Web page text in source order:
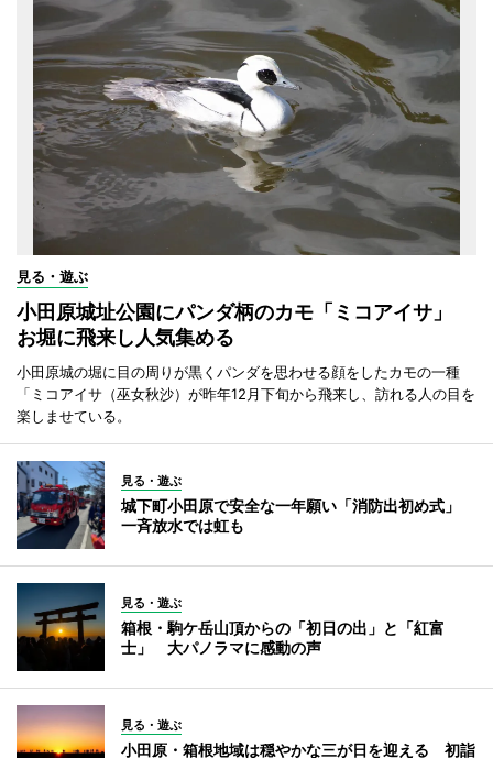
見る・遊ぶ
小田原城址公園にパンダ柄のカモ「ミコアイサ」
お堀に飛来し人気集める
小田原城の堀に目の周りが黒くパンダを思わせる顔をしたカモの一種
「ミコアイサ（巫女秋沙）が昨年12月下旬から飛来し、訪れる人の目を
楽しませている。
見る・遊ぶ
城下町小田原で安全な一年願い「消防出初め式」
一斉放水では虹も
見る・遊ぶ
箱根・駒ケ岳山頂からの「初日の出」と「紅富
士」 大パノラマに感動の声
見る・遊ぶ
小田原・箱根地域は穏やかな三が日を迎える 初詣